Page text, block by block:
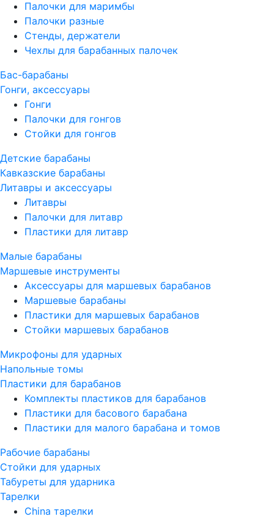
Палочки для маримбы
Палочки разные
Стенды, держатели
Чехлы для барабанных палочек
Бас-барабаны
Гонги, аксессуары
Гонги
Палочки для гонгов
Стойки для гонгов
Детские барабаны
Кавказские барабаны
Литавры и аксессуары
Литавры
Палочки для литавр
Пластики для литавр
Малые барабаны
Маршевые инструменты
Аксессуары для маршевых барабанов
Маршевые барабаны
Пластики для маршевых барабанов
Стойки маршевых барабанов
Микрофоны для ударных
Напольные томы
Пластики для барабанов
Комплекты пластиков для барабанов
Пластики для басового барабана
Пластики для малого барабана и томов
Рабочие барабаны
Стойки для ударных
Табуреты для ударника
Тарелки
China тарелки